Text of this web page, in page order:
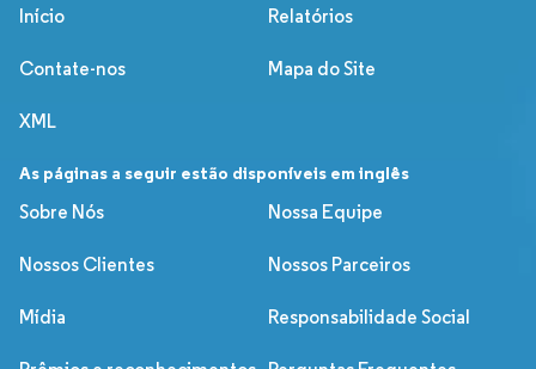
Início Relatórios
Contate-nos Mapa do Site
XML
As páginas a seguir estão disponíveis em inglês
Sobre Nós
Nossa Equipe
Nossos Clientes Nossos Parceiros
Mídia Responsabilidade Social